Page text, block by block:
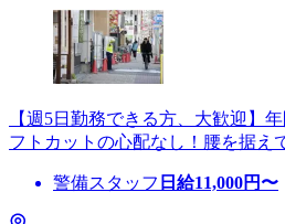
【週5日勤務できる方、大歓迎】
フトカットの心配なし！腰を据え
警備スタッフ 日給11,000円〜